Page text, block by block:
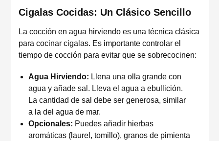
Cigalas Cocidas: Un Clásico Sencillo
La cocción en agua hirviendo es una técnica clásica
para cocinar cigalas. Es importante controlar el
tiempo de cocción para evitar que se sobrecocinen:
Agua Hirviendo: Llena una olla grande con
agua y añade sal. Lleva el agua a ebullición.
La cantidad de sal debe ser generosa, similar
a la del agua de mar.
Opcionales: Puedes añadir hierbas
aromáticas (laurel, tomillo), granos de pimienta